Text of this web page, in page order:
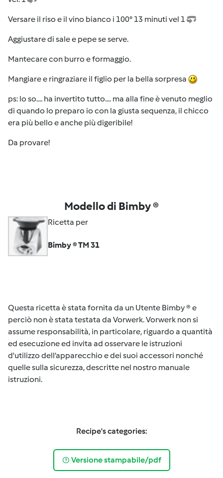
Versare il riso e il vino bianco i 100° 13 minuti vel 1
Aggiustare di sale e pepe se serve.
Mantecare con burro e formaggio.
Mangiare e ringraziare il figlio per la bella sorpresa
ps: lo so.... ha invertito tutto.... ma alla fine è venuto meglio
di quando lo preparo io con la giusta sequenza, il chicco
era più bello e anche più digeribile!
Da provare!
Modello di Bimby ®
Ricetta per
Bimby ® TM 31
Questa ricetta è stata fornita da un Utente Bimby ® e
perciò non è stata testata da Vorwerk. Vorwerk non si
assume responsabilità, in particolare, riguardo a quantità
ed esecuzione ed invita ad osservare le istruzioni
d'utilizzo dell’apparecchio e dei suoi accessori nonché
quelle sulla sicurezza, descritte nel nostro manuale
istruzioni.
Recipe's categories:
Versione stampabile/pdf